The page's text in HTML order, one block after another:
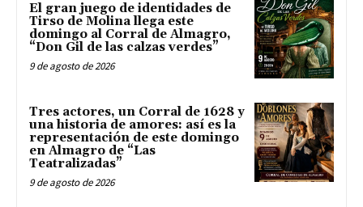
El gran juego de identidades de
Tirso de Molina llega este
domingo al Corral de Almagro,
“Don Gil de las calzas verdes”
9 de agosto de 2026
Tres actores, un Corral de 1628 y
una historia de amores: así es la
representación de este domingo
en Almagro de “Las
Teatralizadas”
9 de agosto de 2026